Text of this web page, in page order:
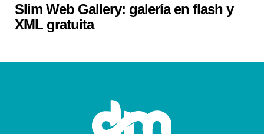
Slim Web Gallery: galería en flash y
XML gratuita